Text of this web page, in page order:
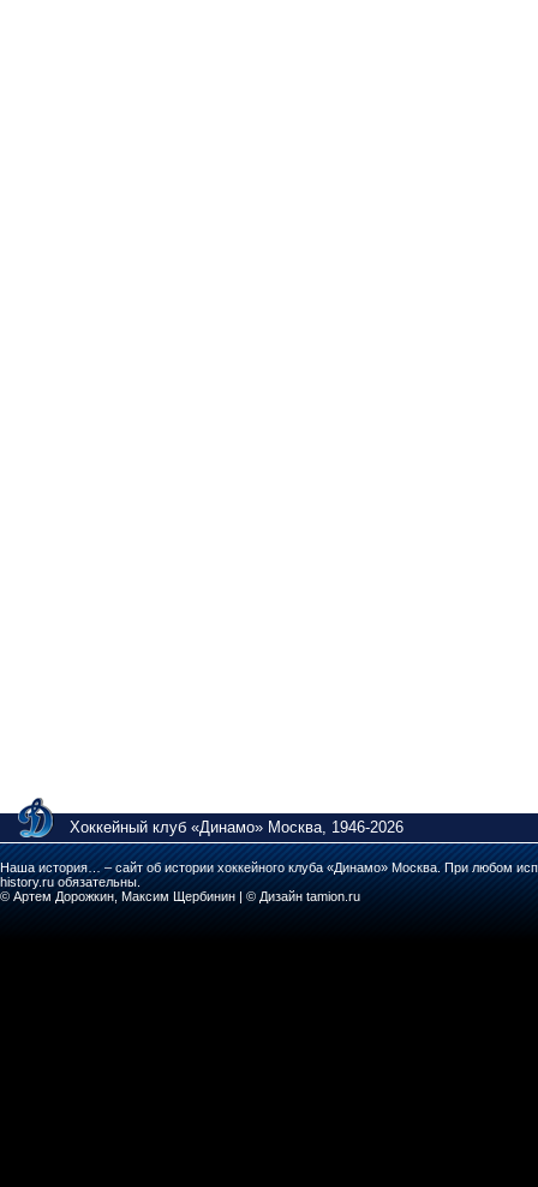
Хоккейный клуб «Динамо» Москва, 1946-2026
Наша история… – сайт об истории хоккейного клуба «Динамо» Москва. При любом
history.ru обязательны.
© Артем Дорожкин, Максим Щербинин | © Дизайн tamion.ru